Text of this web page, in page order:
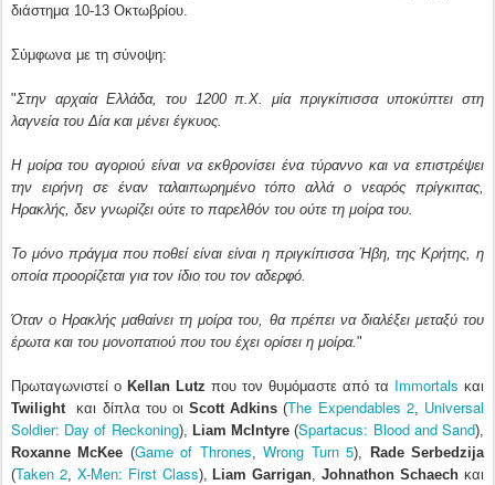
διάστημα 10-13 Οκτωβρίου.
Σύμφωνα με τη σύνοψη:
"Στην αρχαία Ελλάδα, του 1200 π.Χ. μία πριγκίπισσα υποκύπτει στη
λαγνεία του Δία και μένει έγκυος.
Η μοίρα του αγοριού είναι να εκθρονίσει ένα τύραννο και να επιστρέψει
την ειρήνη σε έναν ταλαιπωρημένο τόπο αλλά ο νεαρός πρίγκιπας,
Ηρακλής, δεν γνωρίζει ούτε το παρελθόν του ούτε τη μοίρα του.
Το μόνο πράγμα που ποθεί είναι είναι η πριγκίπισσα Ήβη, της Κρήτης, η
οποία προορίζεται για τον ίδιο του τον αδερφό.
Όταν ο Ηρακλής μαθαίνει τη μοίρα του, θα πρέπει να διαλέξει μεταξύ του
έρωτα και του μονοπατιού που του έχει ορίσει η μοίρα. "
Πρωταγωνιστεί ο Kellan Lutz που τον θυμόμαστε από τα Immortals και
Twilight
και δίπλα του οιScott Adkins (The Expendables 2, Universal
Soldier: Day of Reckoning), Liam McIntyre (Spartacus: Blood and Sand),
Roxanne McKee (Game of Thrones ,Wrong Turn 5), Rade Serbedzija
(Taken 2, X-Men: First Class),Liam Garrigan ,Johnathon Schaech και